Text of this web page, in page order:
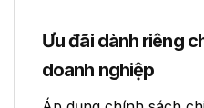
Ưu đãi dành riêng
doanh nghiệp